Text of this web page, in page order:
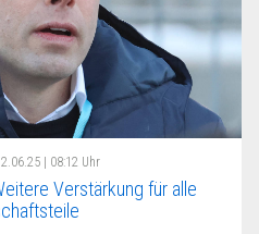
| 08:12 Uhr
Verstärkung für alle